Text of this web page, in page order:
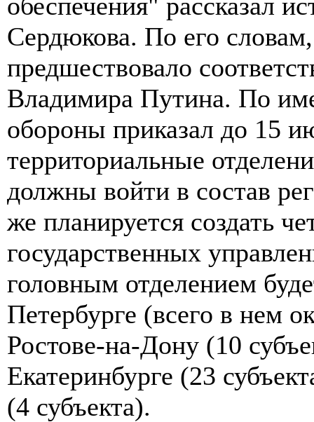
Сердюкова. По его
предшествовало
Владимира Путина. По
обороны приказал до 15
территориальные
должны войти в состав
же планируется создать
государственных
головным отделением
Петербурге (всего в нем
Ростове-на-Дону (10
Екатеринбурге (23
(4 субъекта).